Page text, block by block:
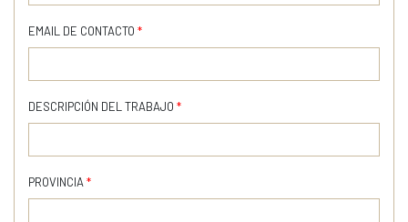
EMAIL DE CONTACTO *
DESCRIPCIÓN DEL TRABAJO *
PROVINCIA *